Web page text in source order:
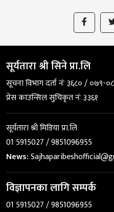
सूर्यतारा श्री सिने प्रा.लि
सूचना विभाग दर्ता नंः ३६८० / ०७९-
प्रेस काउन्सिल सुचिकृत नंः ३३६१
सूर्यतारा श्री मिडिया प्रा.लि
01 5915027 / 9851096955
News:
विज्ञापनका लागि सम्पर्क
01 5915027 / 9851096955